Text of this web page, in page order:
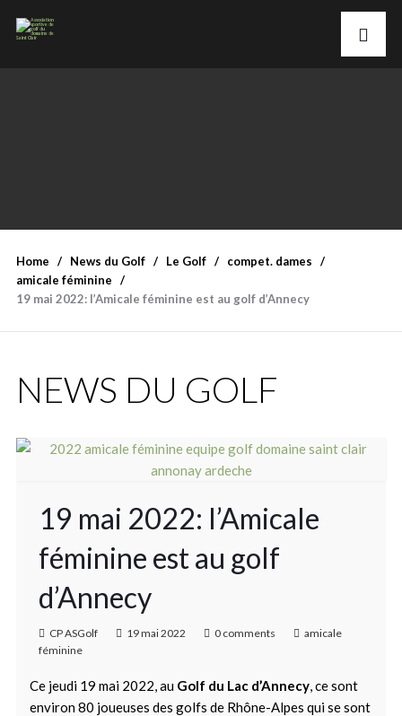
Home News du Golf Le Golf
compet. dames
amicale féminine
19 mai 2022: l’Amicale féminine est au golf d’Annecy
NEWS DU GOLF
19 mai 2022: l’Amicale
féminine est au golf
d’Annecy
CP ASGolf 19 mai 2022 0 comments
amicale
féminine
Ce jeudi 19 mai 2022, auGolf du Lac d’Annecy, ce sont
environ 80 joueuses des golfs de Rhône-Alpes qui se sont